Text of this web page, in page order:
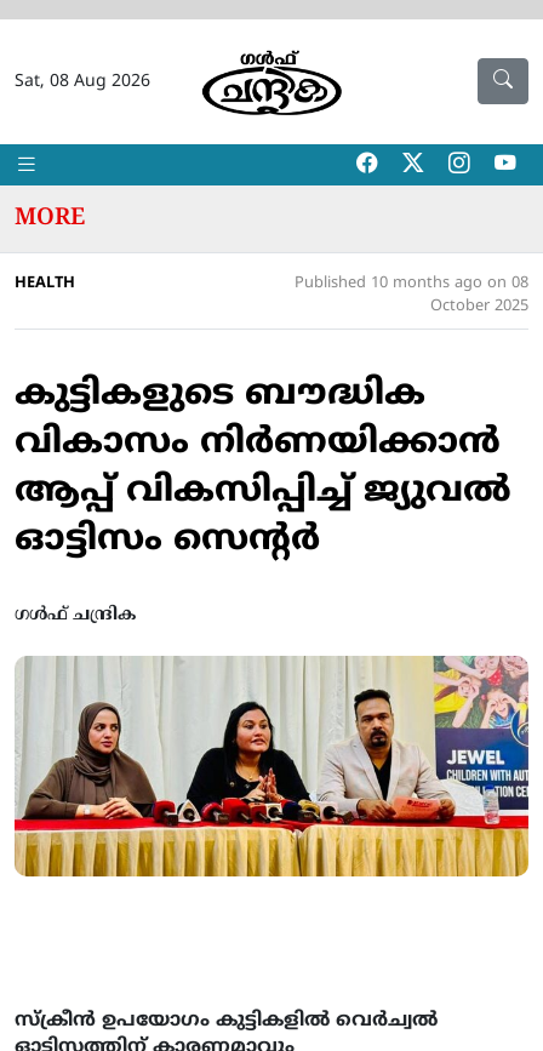
Sat, 08 Aug 2026
MORE
HEALTH
Published 10 months ago on 08
October 2025
കുട്ടികളുടെ ബൗദ്ധിക
വികാസം നിര്‍ണയിക്കാന്‍
ആപ്പ് വികസിപ്പിച്ച് ജ്യുവല്‍
ഓട്ടിസം സെന്റര്‍
ഗൾഫ് ചന്ദ്രിക
സ്‌ക്രീന്‍ ഉപയോഗം കുട്ടികളില്‍ വെര്‍ച്വല്‍